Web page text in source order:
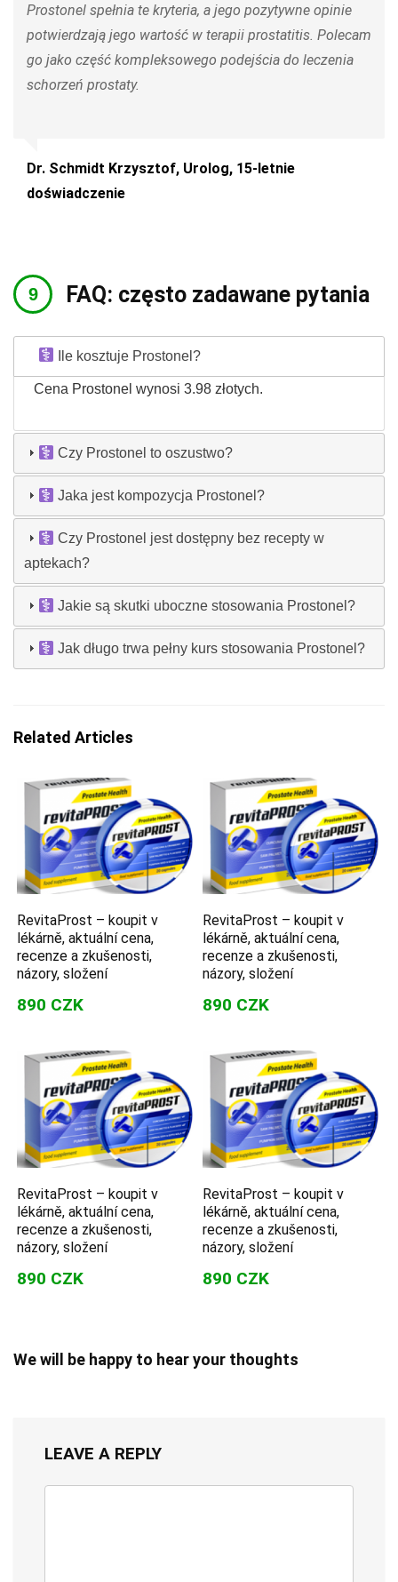
Prostonel spełnia te kryteria, a jego pozytywne opinie
potwierdzają jego wartość w terapii prostatitis. Polecam
go jako część kompleksowego podejścia do leczenia
schorzeń prostaty.
Dr. Schmidt Krzysztof, Urolog, 15-letnie
doświadczenie
FAQ: często zadawane pytania
Ile kosztuje Prostonel?
Cena Prostonel wynosi 3.98 złotych.
Czy Prostonel to oszustwo?
Jaka jest kompozycja Prostonel?
Czy Prostonel jest dostępny bez recepty w
aptekach?
Jakie są skutki uboczne stosowania Prostonel?
Jak długo trwa pełny kurs stosowania Prostonel?
Related Articles
RevitaProst – koupit v
lékárně, aktuální cena,
recenze a zkušenosti,
názory, složení
890 CZK
RevitaProst – koupit v
lékárně, aktuální cena,
recenze a zkušenosti,
názory, složení
890 CZK
RevitaProst – koupit v
lékárně, aktuální cena,
recenze a zkušenosti,
názory, složení
890 CZK
RevitaProst – koupit v
lékárně, aktuální cena,
recenze a zkušenosti,
názory, složení
890 CZK
We will be happy to hear your thoughts
LEAVE A REPLY